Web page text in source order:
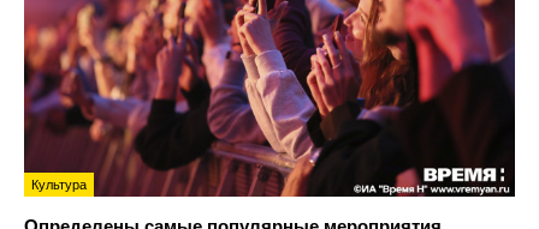
Культура